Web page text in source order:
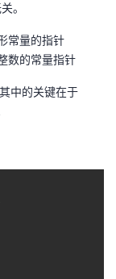
。
量的指针
的常量指针
中的关键在于